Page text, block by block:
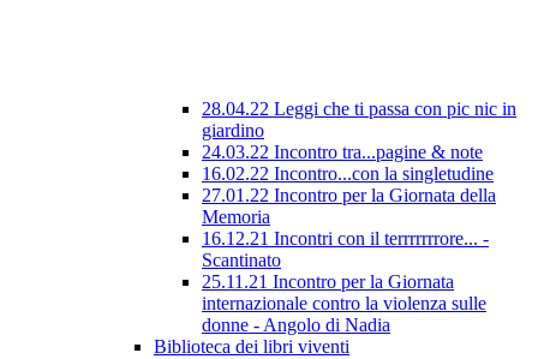
28.04.22 Leggi che ti passa con pic nic in
giardino
24.03.22 Incontro tra...pagine & note
16.02.22 Incontro...con la singletudine
27.01.22 Incontro per la Giornata della
Memoria
16.12.21 Incontri con il terrrrrrrore... -
Scantinato
25.11.21 Incontro per la Giornata
internazionale contro la violenza sulle
donne - Angolo di Nadia
Biblioteca dei libri viventi